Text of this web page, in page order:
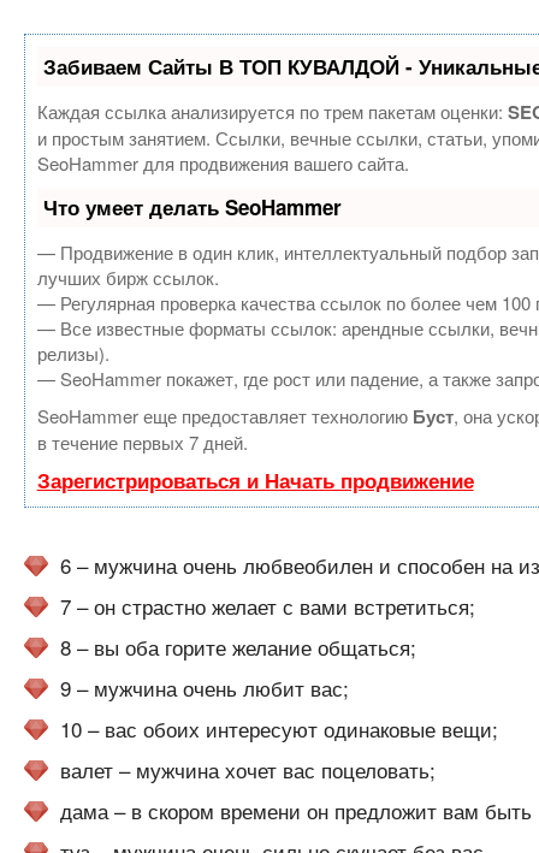
Забиваем Сайты В ТОП КУВАЛДОЙ - Уникальные
Каждая ссылка анализируется по трем пакетам оценки:
и простым занятием. Ссылки, вечные ссылки, статьи,
SeoHammer для продвижения вашего сайта.
Что умеет делать SeoHammer
— Продвижение в один клик, интеллектуальный подбор
лучших бирж ссылок.
— Регулярная проверка качества ссылок по более чем
— Все известные форматы ссылок: арендные ссылки,
релизы).
— SeoHammer покажет, где рост или падение, а также
SeoHammer еще предоставляет технологию Буст, она
в течение первых 7 дней.
Зарегистрироваться и Начать продвижение
6 – мужчина очень любвеобилен и способен на
7 – он страстно желает с вами встретиться;
8 – вы оба горите желание общаться;
9 – мужчина очень любит вас;
10 – вас обоих интересуют одинаковые вещи;
валет – мужчина хочет вас поцеловать;
дама – в скором времени он предложит вам быть